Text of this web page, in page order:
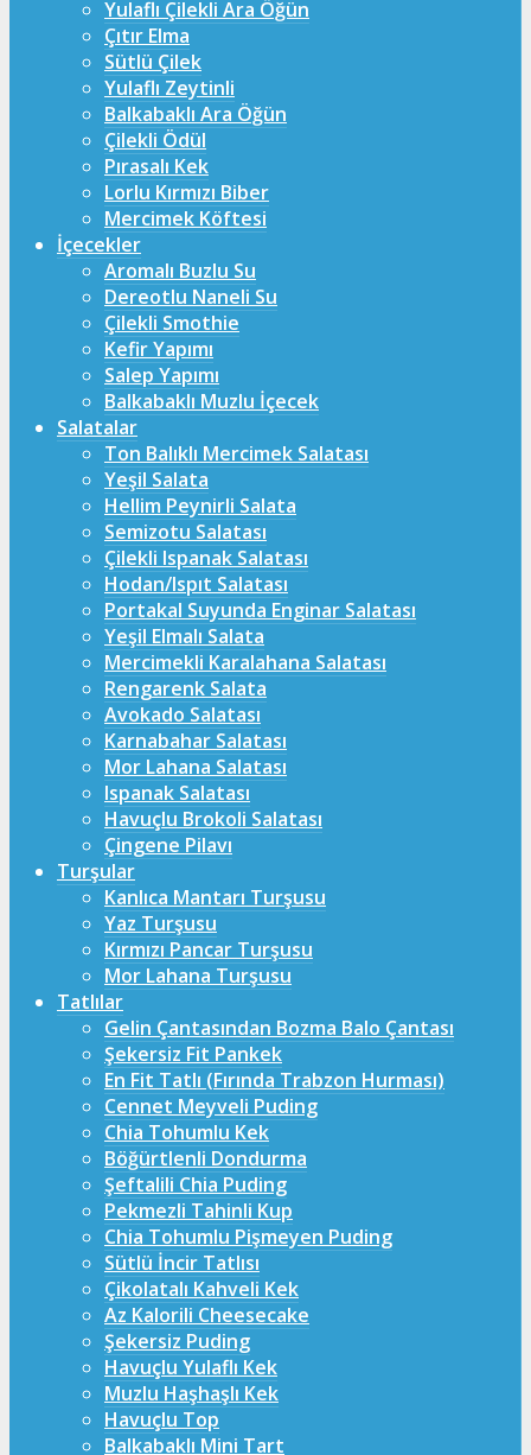
Yulaflı Çilekli Ara Öğün
Çıtır Elma
Sütlü Çilek
Yulaflı Zeytinli
Balkabaklı Ara Öğün
Çilekli Ödül
Pırasalı Kek
Lorlu Kırmızı Biber
Mercimek Köftesi
İçecekler
Aromalı Buzlu Su
Dereotlu Naneli Su
Çilekli Smothie
Kefir Yapımı
Salep Yapımı
Balkabaklı Muzlu İçecek
Salatalar
Ton Balıklı Mercimek Salatası
Yeşil Salata
Hellim Peynirli Salata
Semizotu Salatası
Çilekli Ispanak Salatası
Hodan/Ispıt Salatası
Portakal Suyunda Enginar Salatası
Yeşil Elmalı Salata
Mercimekli Karalahana Salatası
Rengarenk Salata
Avokado Salatası
Karnabahar Salatası
Mor Lahana Salatası
Ispanak Salatası
Havuçlu Brokoli Salatası
Çingene Pilavı
Turşular
Kanlıca Mantarı Turşusu
Yaz Turşusu
Kırmızı Pancar Turşusu
Mor Lahana Turşusu
Tatlılar
Gelin Çantasından Bozma Balo Çantası
Şekersiz Fit Pankek
En Fit Tatlı (Fırında Trabzon Hurması)
Cennet Meyveli Puding
Chia Tohumlu Kek
Böğürtlenli Dondurma
Şeftalili Chia Puding
Pekmezli Tahinli Kup
Chia Tohumlu Pişmeyen Puding
Sütlü İncir Tatlısı
Çikolatalı Kahveli Kek
Az Kalorili Cheesecake
Şekersiz Puding
Havuçlu Yulaflı Kek
Muzlu Haşhaşlı Kek
Havuçlu Top
Balkabaklı Mini Tart